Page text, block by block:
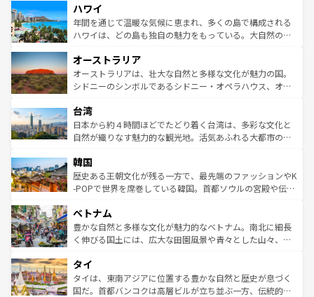
ば市内交通費無料で観光を楽しむこともできる。 なお、新
着のスイス情報はコンテンツ一覧 を参照してほしい。
のような巨大都市は、観光、ショッピング、エンターテイ
ンメントが詰まった刺激的なスポットだ。一方、アメリカ
西部には大自然が広がり、グランドキャニオンやイエロー
部のニューオーリンズでは、音楽と美食が融合した独特の
文化が魅力。旅行者はアメリカの各地域で異なる魅力を楽
しみながら、その多様性と豊かな歴史を感じることができ
ならではの贅沢な旅のスタイルだ。 なお、新着のアメリカ
情報はコンテンツ一覧を参照してほしい。
ハワイ
年間を通じて温暖な気候に恵まれ、多くの島で構成される
ハワイは、どの島も独自の魅力をもっている。大自然の神
ワイ島は見逃せない。また、定番の観光地といえばオアフ
島だが、静かな自然を求めるならマウイ島やカウアイ島が
おすすめ。エメラルドグリーンに輝く海をはじめ、豊かな
れるおもてなしの心で訪れる人々を迎えてくれるハワイの
人々、おいしいローカルフードやハワイアンミュージッ
ク、伝統的なフラダンスなど、すべてがハワイの魅力を彩
ワイを、存分に味わってほしい。 なお、新着のハワイ情報
はコンテンツ一覧を参照してほしい。
オーストラリア
オーストラリアは、壮大な自然と多様な文化が魅力の国。
シドニーのシンボルであるシドニー・オペラハウス、オー
リアリーフや大陸中央部にそびえるウルル（エアーズロッ
ク）、タスマニアの美しい原生林やケアンズの熱帯雨林な
ど、見どころがたくさん。また、カフェやワイン、オージ
いる。アクティビティも充実しており、サーフィンやダイ
ビング、ハイキングなど、アウトドア好きにはたまらな
い。オーストラリアの多彩な魅力を存分に味わいつくそ
参照してほしい。
台湾
日本から約４時間ほどでたどり着く台湾は、多彩な文化と
自然が織りなす魅力的な観光地。活気あふれる大都市の台
ン）、静ひつな山岳地帯である台湾東部など、都市の喧騒
と山間の静けさが共存しており、訪れる人に新しい発見と
驚きをもたらしてくれる。また、奥深い台湾の食文化も魅
容にもいいと評判のスイーツなど、バラエティ豊かな料理
が味わえる。 なお、新着の台湾情報は コンテンツ一覧を参
照してほしい。
韓国
歴史ある王朝文化が残る一方で、最先端のファッションやK
-POPで世界を席巻している韓国。首都ソウルの宮殿や伝統
き、地方に足を延ばせば四季折々の自然美を楽しむことが
できる。そして、キムチや焼肉、絶品のストリートフード
まで、さまざまな韓国料理が待っている。夜には、韓国な
リティに包まれながら、韓国の多彩な魅力を心ゆくまで味
わってみてほしい。 なお、新着の韓国情報はコンテンツ一
覧を参照してほしい。
ベトナム
豊かな自然と多様な文化が魅力的なベトナム。南北に細長
く伸びる国土には、広大な田園風景や青々とした山々、世
急速な発展と共に伝統が息づく。ハノイの古い町並みやホ
ーチミン市のフランス統治時代の建物も、独特の雰囲気を
醸し出している。また、バラエティの豊かさとおいしさで
タイ
タイは、東南アジアに位置する豊かな自然と歴史が息づく
国だ。首都バンコクは高層ビルが立ち並ぶ一方、伝統的な